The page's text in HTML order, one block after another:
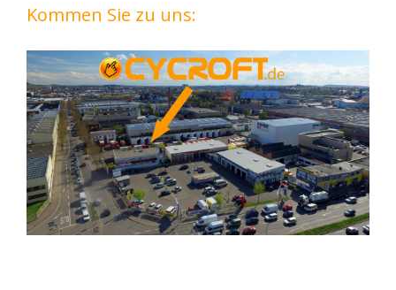
Kommen Sie zu uns: